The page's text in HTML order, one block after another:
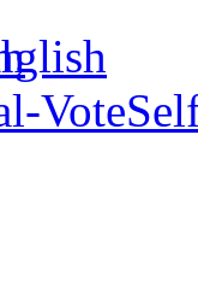
Vote